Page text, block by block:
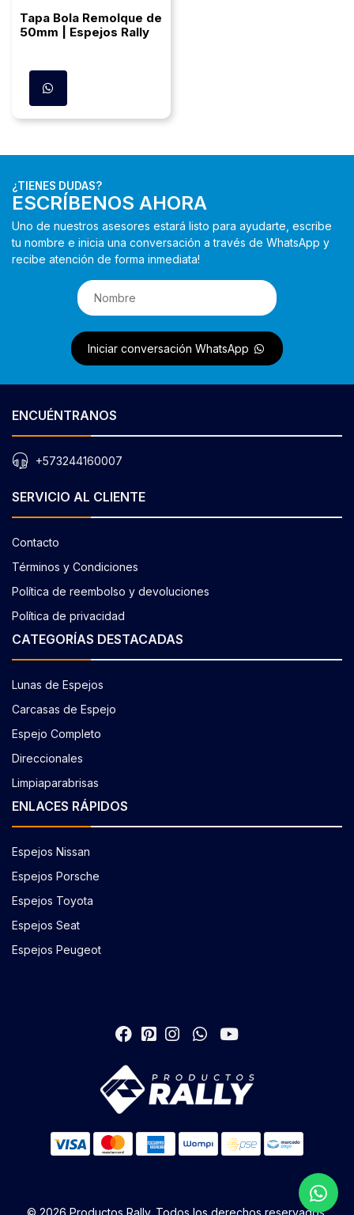
Tapa Bola Remolque de
50mm | Espejos Rally
¿TIENES DUDAS?
ESCRÍBENOS AHORA
Uno de nuestros asesores estará listo para ayudarte, escribe
tu nombre e inicia una conversación a través de WhatsApp y
recibe atención de forma inmediata!
Iniciar conversación WhatsApp
ENCUÉNTRANOS
+573244160007
SERVICIO AL CLIENTE
Contacto
Términos y Condiciones
Política de reembolso y devoluciones
Política de privacidad
CATEGORÍAS DESTACADAS
Lunas de Espejos
Carcasas de Espejo
Espejo Completo
Direccionales
Limpiaparabrisas
ENLACES RÁPIDOS
Espejos Nissan
Espejos Porsche
Espejos Toyota
Espejos Seat
Espejos Peugeot